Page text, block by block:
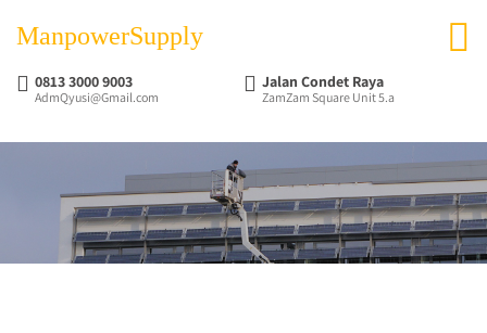
ManpowerSupply
0813 3000 9003
AdmQyusi@Gmail.com
Jalan Condet Raya
ZamZam Square Unit 5.a